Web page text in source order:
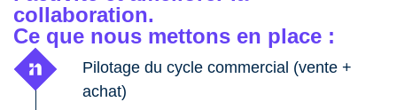
collaboration.
Ce que nous mettons en place :
Pilotage du cycle commercial (vente +
achat)